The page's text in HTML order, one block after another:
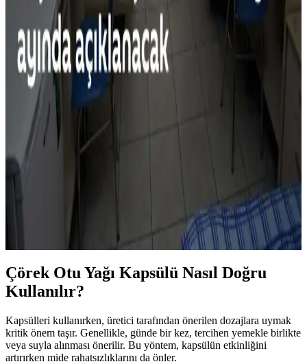
Yemek pişirme tükenmişliği, tekrar eden menüler ve yorgunlukla
ortaya çıkar. Dengeli beslenme, pratik tarifler ve iyi planlama ile
yemek hazırlama süreci kolaylaşır ve çeşitlenir.
Salatalık Sevmek İçin Yöntemler ve Alternatif
Sebzeler Üzerine Kapsamlı İnceleme
Salatalığın tadını sevmeyenler için kabuk ve tohum çıkarma,
tatlandırıcılar ve farklı hazırlama yöntemleri gibi seçenekler
sunuluyor. Ayrıca, benzer özellikte alternatif sebzelerle sağlıklı
beslenme öneriliyor.
Üniversite Öğrencileri İçin Ekonomik ve Sağlıklı
Beslenme Rehberi: Pratik Yemek Önerileri
Üniversite öğrencileri için uygun fiyatlı malzemeler ve temel mutfak
araçlarıyla sağlıklı ve ekonomik yemekler hazırlama yöntemleri.
Tasarruf ve pratik pişirme önerileriyle besleyici öğünler sunuluyor.
Çörek Otu Yağı Kapsülü Nasıl Doğru
Kullanılır?
Kapsülleri kullanırken, üretici tarafından önerilen dozajlara uymak
kritik önem taşır. Genellikle, günde bir kez, tercihen yemekle birlikte
veya suyla alınması önerilir. Bu yöntem, kapsülün etkinliğini
artırırken mide rahatsızlıklarını da önler.